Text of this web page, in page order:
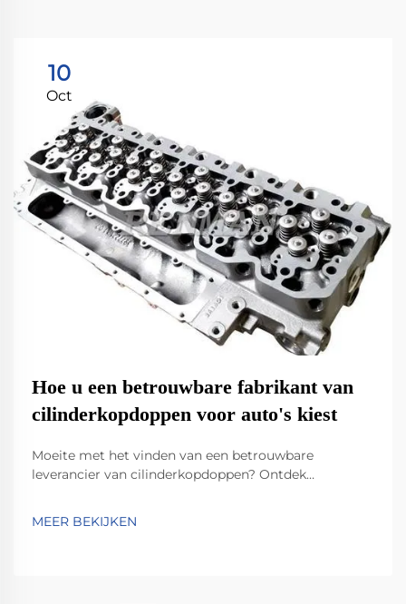
10
Oct
Hoe u een betrouwbare fabrikant van
cilinderkopdoppen voor auto's kiest
Moeite met het vinden van een betrouwbare
leverancier van cilinderkopdoppen? Ontdek
lichtgewicht ontwerpen. Bekijk hoe toonaangevende
MEER BEKIJKEN